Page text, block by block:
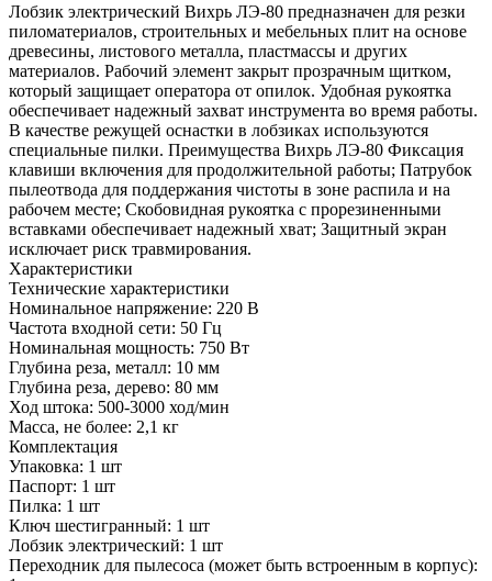
Лобзик электрический Вихрь ЛЭ-80 предназначен для резки
пиломатериалов, строительных и мебельных плит на основе
древесины, листового металла, пластмассы и других
материалов. Рабочий элемент закрыт прозрачным щитком,
который защищает оператора от опилок. Удобная рукоятка
обеспечивает надежный захват инструмента во время работы.
В качестве режущей оснастки в лобзиках используются
специальные пилки. Преимущества Вихрь ЛЭ-80 Фиксация
клавиши включения для продолжительной работы; Патрубок
пылеотвода для поддержания чистоты в зоне распила и на
рабочем месте; Скобовидная рукоятка с прорезиненными
вставками обеспечивает надежный хват; Защитный экран
исключает риск травмирования.
Характеристики
Технические характеристики
Номинальное напряжение: 220 В
Частота входной сети: 50 Гц
Номинальная мощность: 750 Вт
Глубина реза, металл: 10 мм
Глубина реза, дерево: 80 мм
Ход штока: 500-3000 ход/мин
Масса, не более: 2,1 кг
Комплектация
Упаковка: 1 шт
Паспорт: 1 шт
Пилка: 1 шт
Ключ шестигранный: 1 шт
Лобзик электрический: 1 шт
Переходник для пылесоса (может быть встроенным в корпус):